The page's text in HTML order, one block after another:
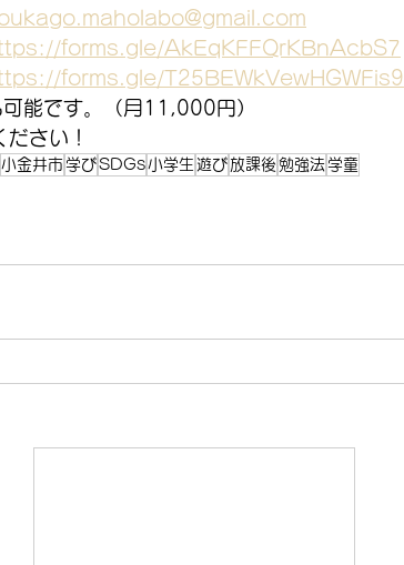
forms.gle/AkEqKFFQrKBnAcbS7
forms.gle/T25BEWkVewHGWFis9
能です。（月11,000円）
さい！
小金井市 学びSDGs小学生 遊び 放課後 勉強法学童